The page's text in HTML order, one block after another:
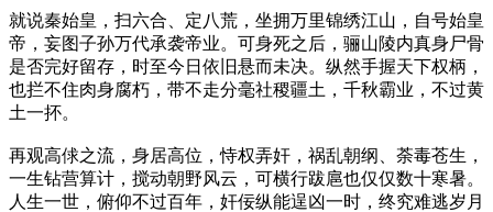
就说秦始皇，扫六合、定八荒，坐拥万里锦绣江山，自号始皇
帝，妄图子孙万代承袭帝业。可身死之后，骊山陵内真身尸骨
是否完好留存，时至今日依旧悬而未决。纵然手握天下权柄，
也拦不住肉身腐朽，带不走分毫社稷疆土，千秋霸业，不过黄
土一抔。
再观高俅之流，身居高位，恃权弄奸，祸乱朝纲、荼毒苍生，
一生钻营算计，搅动朝野风云，可横行跋扈也仅仅数十寒暑。
人生一世，俯仰不过百年，奸佞纵能逞凶一时，终究难逃岁月